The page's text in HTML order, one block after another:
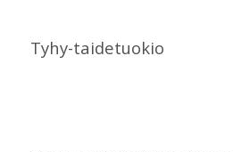
Tyhy-taidetuokio